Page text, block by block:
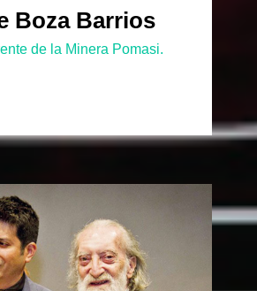
Boza Barrios
de la Minera Pomasi.